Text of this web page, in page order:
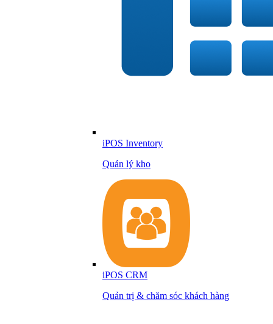
iPOS Inventory
Quản lý kho
iPOS CRM
Quản trị & chăm sóc khách hàng